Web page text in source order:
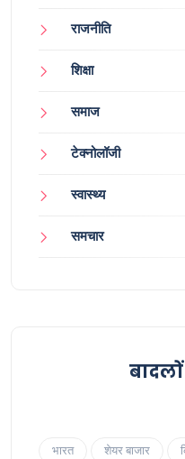
राजनीति
शिक्षा
समाज
टेक्नोलॉजी
स्वास्थ्य
समचार
भारत शेयर बाजार